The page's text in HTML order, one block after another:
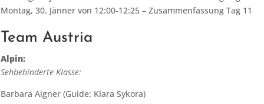
Montag, 30. Jänner von 12:00-12:25 – Zusammenfassung Tag 11
Team Austria
Alpin:
Sehbehinderte Klasse:
Barbara Aigner (Guide: Klara Sykora)